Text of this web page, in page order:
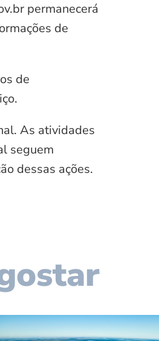
permanecerá
de
de
As atividades
seguem
dessas ações.